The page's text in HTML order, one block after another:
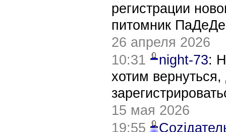
регистрации
питомник
26 апреля 2026
10:31
night-73:
хотим
15 мая 2026
19:55